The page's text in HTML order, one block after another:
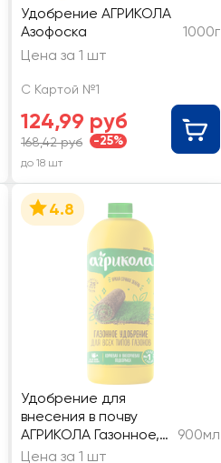
Удобрение АГРИКОЛА
Азофоска
1000г
Цена за 1 шт
С Картой №1
124,99 руб
168,42 руб -25%
до 18 шт
4.8
Удобрение для
внесения в почву
АГРИКОЛА Газонное,
Арт. 04-776
900мл
Цена за 1 шт